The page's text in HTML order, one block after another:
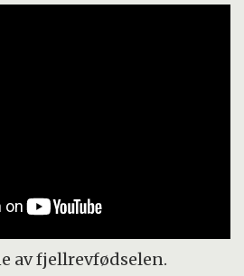
av fjellrevfødselen.